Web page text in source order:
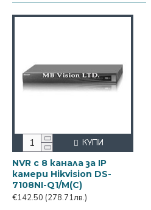
NVR с 8 канала за IP
камери Hikvision DS-
7108NI-Q1/M(C)
€142.50 (278.71лв.)
КУПИ